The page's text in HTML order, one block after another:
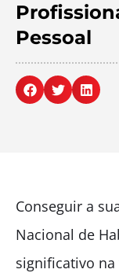
Pessoal
Conseguir a
Nacional de
significativo na